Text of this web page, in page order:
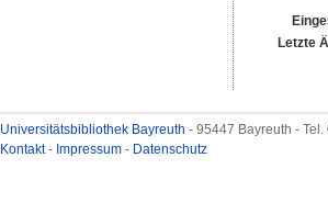
Letzte
Universitätsbibliothek Bayreuth - 95447 Bayreuth -
Kontakt- Impressum - Datenschutz